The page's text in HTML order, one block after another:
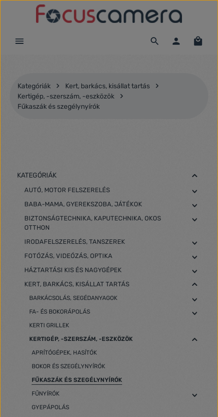
Ugrás a fő tartalomra
Kategóriák
Kert, barkács, kisállat tartás
Kertigép, -szerszám, -eszközök
Fűkaszák és szegélynyírók
KATEGÓRIÁK
AUTÓ, MOTOR FELSZERELÉS
BABA-MAMA, GYEREKSZOBA, JÁTÉKOK
BIZTONSÁGTECHNIKA, KAPUTECHNIKA, OKOS
OTTHON
IRODAFELSZERELÉS, TANSZEREK
FOTÓZÁS, VIDEÓZÁS, OPTIKA
HÁZTARTÁSI KIS ÉS NAGYGÉPEK
KERT, BARKÁCS, KISÁLLAT TARTÁS
BARKÁCSOLÁS, SEGÉDANYAGOK
FA- ÉS BOKORÁPOLÁS
KERTI GRILLEK
KERTIGÉP, -SZERSZÁM, -ESZKÖZÖK
APRÍTÓGÉPEK, HASÍTÓK
BOKOR ÉS SZEGÉLYNYÍRÓK
FŰKASZÁK ÉS SZEGÉLYNYÍRÓK
FŰNYÍRÓK
GYEPÁPOLÁS